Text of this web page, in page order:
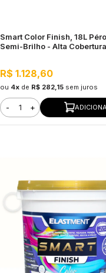
Smart Color Finish, 18L
Semi-Brilho - Alta
R$ 1.128,60
ou 4x de R$ 282,15 sem juros
- +